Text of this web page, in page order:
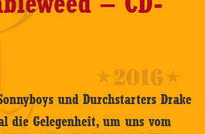
und Durchstarters Drake
die Gelegenheit, um uns vom